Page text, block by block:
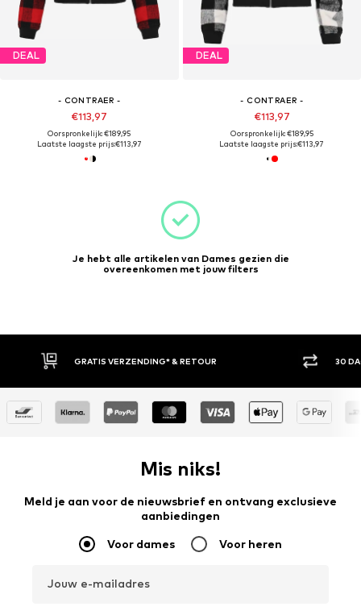
DEAL
- CONTRAER -
€113,97
Oorspronkelijk: €189,95
Laatste laagste prijs:€113,97
DEAL
- CONTRAER -
€113,97
Oorspronkelijk: €189,95
Laatste laagste prijs:€113,97
Je hebt alle artikelen van Dames gezien die
overeenkomen met jouw filters
GRATIS VERZENDING* & RETOUR 30
Mis niks!
Meld je aan voor de nieuwsbrief en ontvang exclusieve
aanbiedingen
Voor dames Voor heren
Jouw e-mailadres